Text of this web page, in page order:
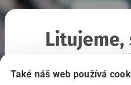
Také náš web používá
Litujeme,